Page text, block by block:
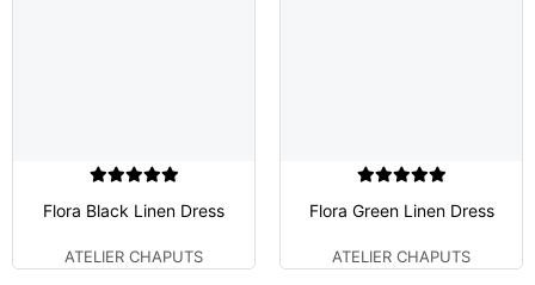
Flora Black Linen Dress
ATELIER CHAPUTS
Flora Green Linen Dress
ATELIER CHAPUTS